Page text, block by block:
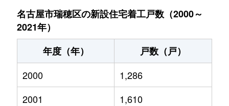
名古屋市瑞穂区の新設住宅着工戸数（2000～
2021年）
年度（年）
戸数（戸）
2000
1,286
2001
1,610